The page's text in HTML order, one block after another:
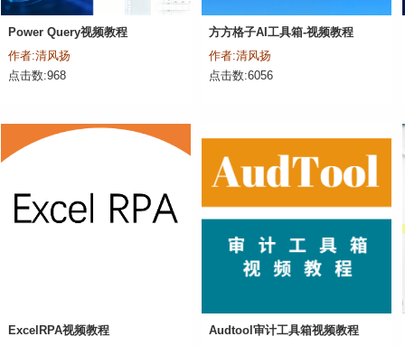
Power Query视频教程
作者:清风扬
点击数:968
方方格子AI工具箱-视频教程
作者:清风扬
点击数:6056
ExcelRPA视频教程
Audtool审计工具箱视频教程